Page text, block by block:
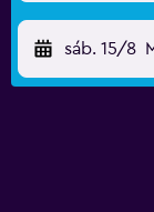
sáb. 15/8